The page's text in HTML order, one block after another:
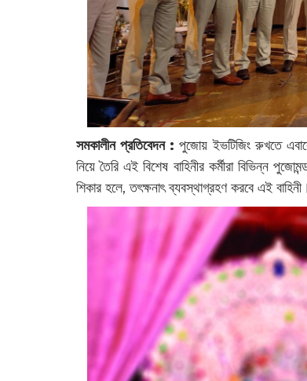
সমকালীন প্রতিবেদন : পুজোয় ইভটিজিং রুখতে
নিয়ে তৈরি এই বিশেষ বাহিনীর কর্মীরা বিভিন্ন
শিকার হলে, তৎক্ষনাৎ ব্যবস্থাগ্রহণ করবে এই বাহিনী।